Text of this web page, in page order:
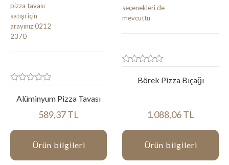
Alüminyum Pizza Tavası
589,37 TL
Ürün bilgileri
Börek Pizza Bıçağı
1.088,06 TL
Ürün bilgileri